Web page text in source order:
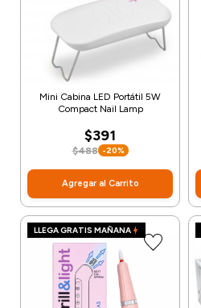
Mini Cabina LED Portátil 5W
Compact Nail Lamp
$391
$488 -20%
Agregar al Carrito
LLEGA GRATIS MAÑANA